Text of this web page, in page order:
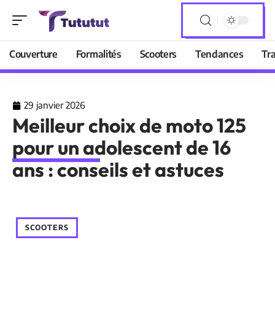
Couverture Formalités Scooters Tendances
29 janvier 2026
Meilleur choix de moto 125
pour un adolescent de 16
ans : conseils et astuces
SCOOTERS